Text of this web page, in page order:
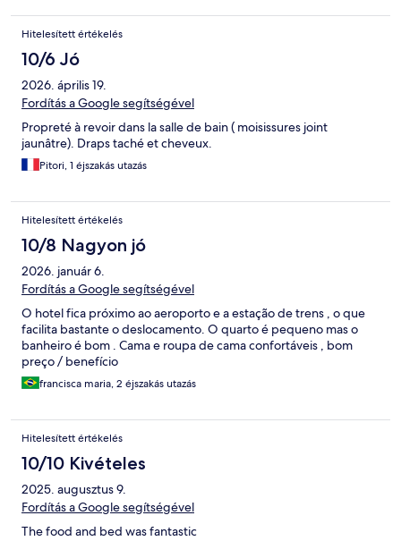
Hitelesített értékelés
10/6 Jó
2026. április 19.
Fordítás a Google segítségével
Propreté à revoir dans la salle de bain ( moisissures joint
jaunâtre). Draps taché et cheveux.
Pitori, 1 éjszakás utazás
Hitelesített értékelés
10/8 Nagyon jó
2026. január 6.
Fordítás a Google segítségével
O hotel fica próximo ao aeroporto e a estação de trens , o que
facilita bastante o deslocamento. O quarto é pequeno mas o
banheiro é bom . Cama e roupa de cama confortáveis , bom
preço / benefício
francisca maria, 2 éjszakás utazás
Hitelesített értékelés
10/10 Kivételes
2025. augusztus 9.
Fordítás a Google segítségével
The food and bed was fantastic